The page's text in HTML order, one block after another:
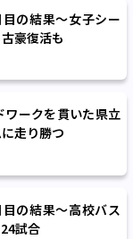
の結果～女子シー
豪復活も
ワークを貫いた県立
走り勝つ
の結果～高校バス
試合